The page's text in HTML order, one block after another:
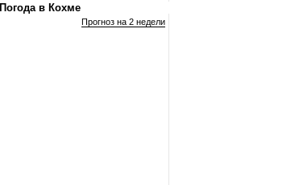
Погода в Кохме
Прогноз на 2 недели